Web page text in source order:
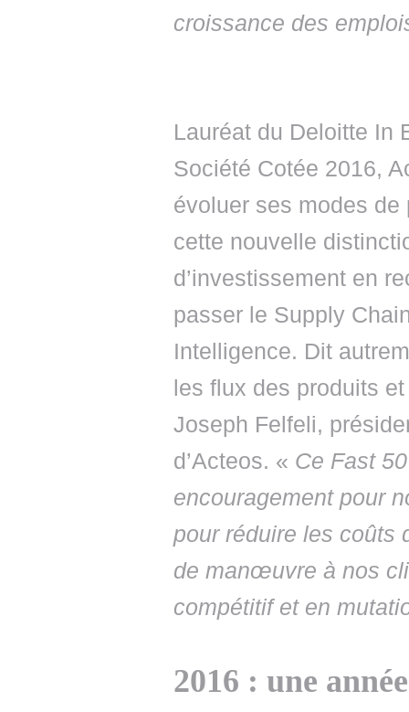
croissance des
Lauréat du Deloitte In
Société Cotée 2016,
évoluer ses modes
cette nouvelle
d’investissement en
passer le Supply
Intelligence. Dit
les flux des produits
Joseph Felfeli,
d’Acteos. « Ce Fast
encouragement pour
pour réduire les coûts
de manœuvre à nos
compétitif et en
2016 : une